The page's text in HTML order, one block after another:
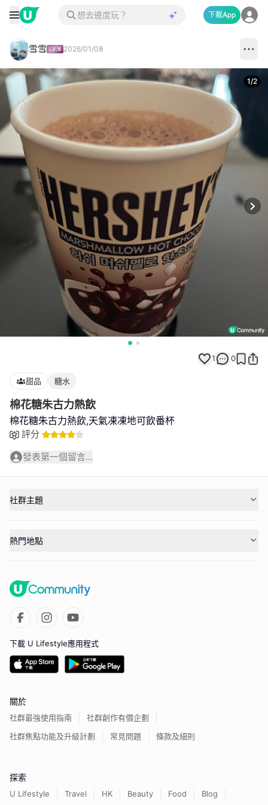
下載App
雪雪 2026/01/08
1/2
1 0
甜品 糖水
棉花糖朱古力熱飲
棉花糖朱古力熱飲,天氣凍凍地可飲番杯
評分
發表第一個留言...
社群主題
熱門地點
下載 U Lifestyle應用程式
關於
社群最強使用指南
社群創作有價企劃
社群焦點功能及升級計劃
常見問題 條款及細則
探索
U Lifestyle Travel HK Beauty Food Blog